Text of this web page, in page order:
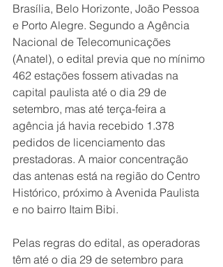
Brasília, Belo Horizonte, João Pessoa
e Porto Alegre. Segundo a Agência
Nacional de Telecomunicações
(Anatel), o edital previa que no mínimo
462 estações fossem ativadas na
capital paulista até o dia 29 de
setembro, mas até terça-feira a
agência já havia recebido 1.378
pedidos de licenciamento das
prestadoras. A maior concentração
das antenas está na região do Centro
Histórico, próximo à Avenida Paulista
e no bairro Itaim Bibi.
Pelas regras do edital, as operadoras
têm até o dia 29 de setembro para